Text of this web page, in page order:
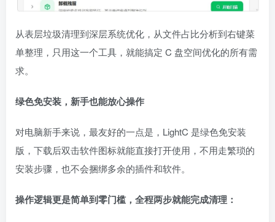
从表层垃圾清理到深层系统优化，从文件占比分析到右键菜
单整理，只用这一个工具，就能搞定 C 盘空间优化的所有需
求。
绿色免安装，新手也能放心操作
对电脑新手来说，最友好的一点是，LightC 是绿色免安装
版，下载后双击软件图标就能直接打开使用，不用走繁琐的
安装步骤，也不会捆绑多余的插件和软件。
操作逻辑更是简单到零门槛，全程两步就能完成清理：